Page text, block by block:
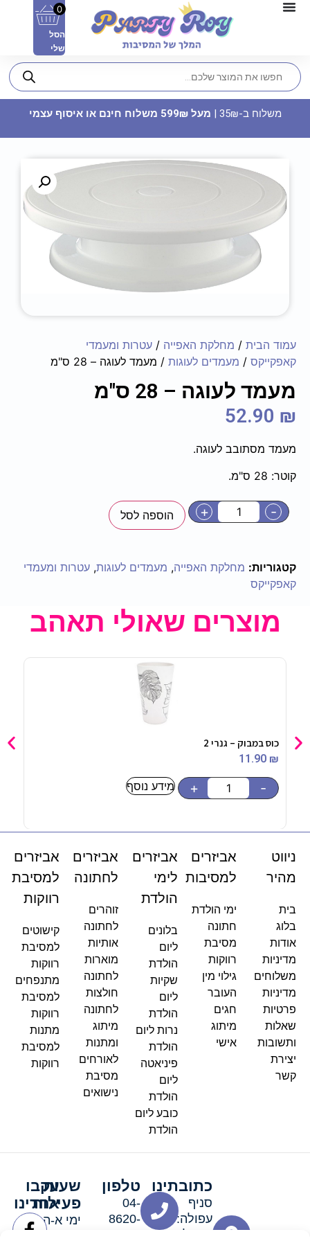
בלון כוכב מיילר 18 - ברוכים
הבאים
+
0
הסל
שלי
משלוח ב-35₪ | מעל 599₪ משלוח חינם או איסוף עצמי
עמוד הבית / מחלקת האפייה / עטרות ומעמדי
קאפקייקס / מעמדים לעוגות / מעמד לעוגה – 28 ס"מ
מעמד לעוגה – 28 ס"מ
52.90 ₪
מעמד מסתובב לעוגה.
קוטר: 28 ס"מ.
-
+ הוספה לסל
קטגוריות: מחלקת האפייה, מעמדים לעוגות, עטרות ומעמדי
קאפקייקס
מוצרים שאולי תאהב
כוס במבוק – גנרי 2
11.90 ₪
-
+ מידע נוסף
שקית 10
ניווט
מהיר
בית
בלוג
אודות
מדיניות
משלוחים
מדיניות
פרטיות
שאלות
ותשובות
יצירת
קשר
אביזרים
למסיבות
ימי הולדת
חתונה
מסיבת
רווקות
גילוי מין
העובר
חגים
מיתוג
אישי
אביזרים
לימי
הולדת
בלונים
ליום
הולדת
שקיות
ליום
הולדת
נרות ליום
הולדת
פיניאטה
ליום
הולדת
כובע ליום
הולדת
אביזרים
לחתונה
זוהרים
לחתונה
אותיות
מוארות
לחתונה
חולצות
לחתונה
מיתוג
ומתנות
לאורחים
מסיבת
נישואים
אביזרים
למסיבת
רווקות
קישוטים
למסיבת
רווקות
מתנפחים
למסיבת
רווקות
מתנות
למסיבת
רווקות
כתובתינו
סניף
עפולה:
טלפון
04-
8620-
שעות
פעילות
ימי א-ה:
עקבו
אחרינו